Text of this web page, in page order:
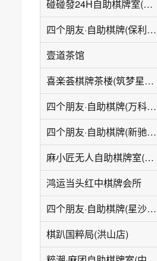
碰碰發24H自助棋牌室(芷兰轩店)
四个朋友·自助棋牌(保利中环广场店)
壹道茶馆
喜楽荟棋牌茶楼(筑梦星园店)
四个朋友·自助棋牌(万科魅力之城二店)
四个朋友·自助棋牌(新驰网吧店)
麻小匠无人自助棋牌室(泉塘店)
鸿运当头红中棋牌会所
四个朋友·自助棋牌(星沙板桥小区店)
棋趴国粹局(洪山店)